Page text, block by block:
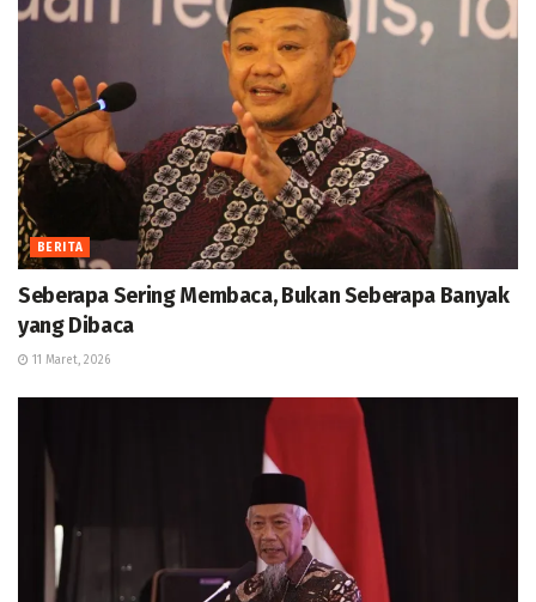
BERITA
Seberapa Sering Membaca, Bukan Seberapa Banyak
yang Dibaca
11 Maret, 2026